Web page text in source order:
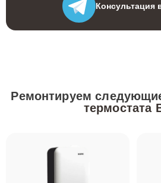
Консультация
Ремонтируем
термостата